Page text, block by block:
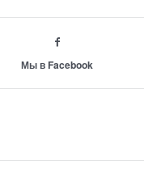
Мы в Facebook